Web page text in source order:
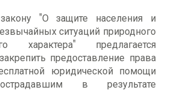
"О защите населения и
ситуаций природного
характера" предлагается
предоставление права
юридической помощи
в результате